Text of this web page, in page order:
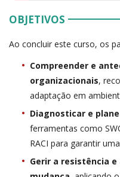
OBJETIVOS
Ao concluir este curso, os
Compreender e
organizacionais,
adaptação em
Diagnosticar e
ferramentas como
RACI para garantir
Gerir a resistência